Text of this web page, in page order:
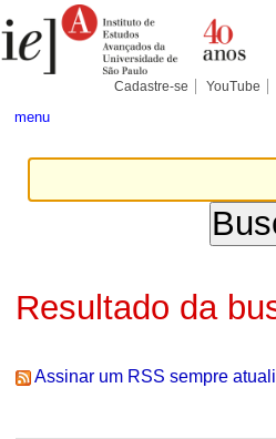
para
conteúdo.
Pessoais
Cadastre-se YouTube
menu
Resultado da
Assinar um RSS sempre